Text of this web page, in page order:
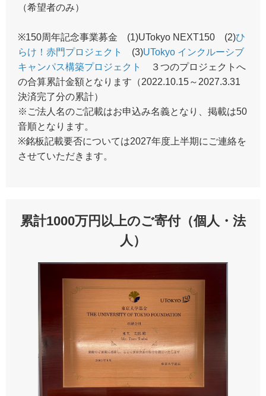
（希望者のみ）
※150周年記念事業募金 (1)UTokyo NEXT150 (2)ひ
らけ！赤門プロジェクト
(3)UTokyo インクルーシブ
キャンパス構築プロジェクト
３つのプロジェクトへ
の合算累計金額となります（2022.10.15～2027.3.31
決済完了分の累計）
※ご法人名のご記載はお申込み名義となり、掲載は50
音順となります。
※銘板記載要否については2027年度上半期にご連絡を
させていただきます。
累計1000万円以上のご寄付（個人・法
人）